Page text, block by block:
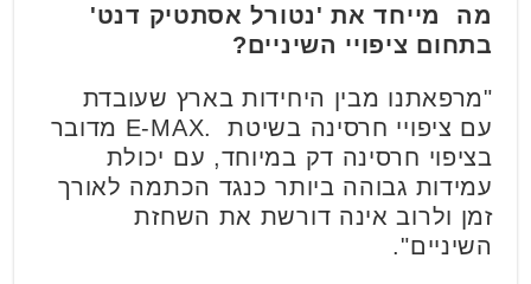
מה מייחד את 'נטורל אסתטיק דנט'
בתחום ציפויי השיניים?
"מרפאתנו מבין היחידות בארץ שעובדת
עם ציפויי חרסינה בשיטת .E-MAX מדובר
בציפוי חרסינה דק במיוחד, עם יכולת
עמידות גבוהה ביותר כנגד הכתמה לאורך
זמן ולרוב אינה דורשת את השחזת
השיניים".